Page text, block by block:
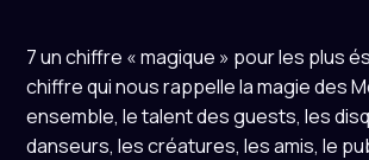
7 un chiffre « magique » pour les plus
chiffre qui nous rappelle la magie des
ensemble, le talent des guests, les
danseurs, les créatures, les amis, le